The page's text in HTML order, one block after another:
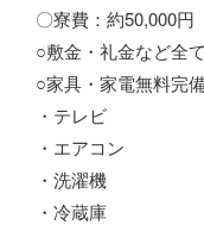
〇寮費：約50,000円
○敷金・礼金など全
○家具・家電無料完
・テレビ
・エアコン
・洗濯機
・冷蔵庫